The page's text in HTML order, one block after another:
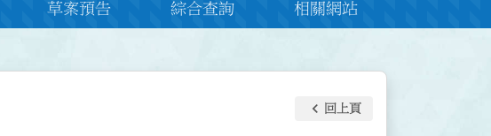
草案預告 綜合查詢 相關網站
keyboard_arrow_left 回上頁